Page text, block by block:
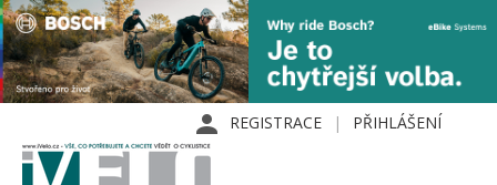
REGISTRACE PŘIHLÁŠENÍ